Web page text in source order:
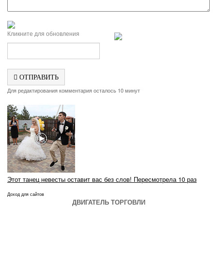
Кликните для обновления
ОТПРАВИТЬ
Для редактирования комментария осталось 10 минут
Этот танец невесты оставит вас без слов! Пересмотрела 10 раз
Доход для сайтов
ДВИГАТЕЛЬ ТОРГОВЛИ